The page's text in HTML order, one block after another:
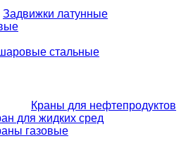
Задвижки латунные
стальные
Краны для нефтепродуктов
для жидких сред
газовые